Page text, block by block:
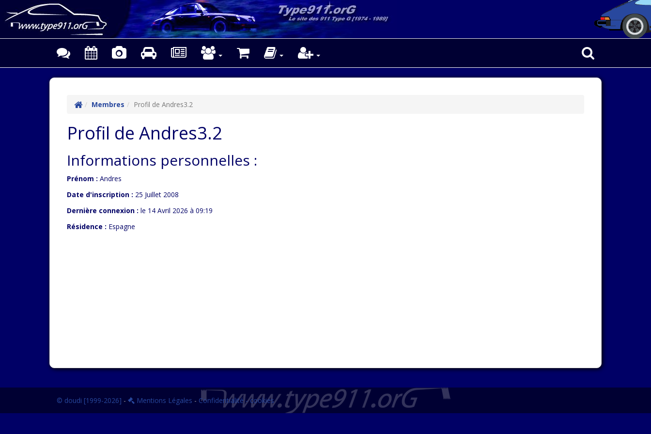
Membres Profil de Andres3.2
Profil de Andres3.2
Informations personnelles :
Prénom : Andres
Date d'inscription : 25 Juillet 2008
Dernière connexion : le 14 Avril 2026 à 09:19
Résidence : Espagne
© doudi [1999-2026] - Mentions Légales - Confidentialité - cookies